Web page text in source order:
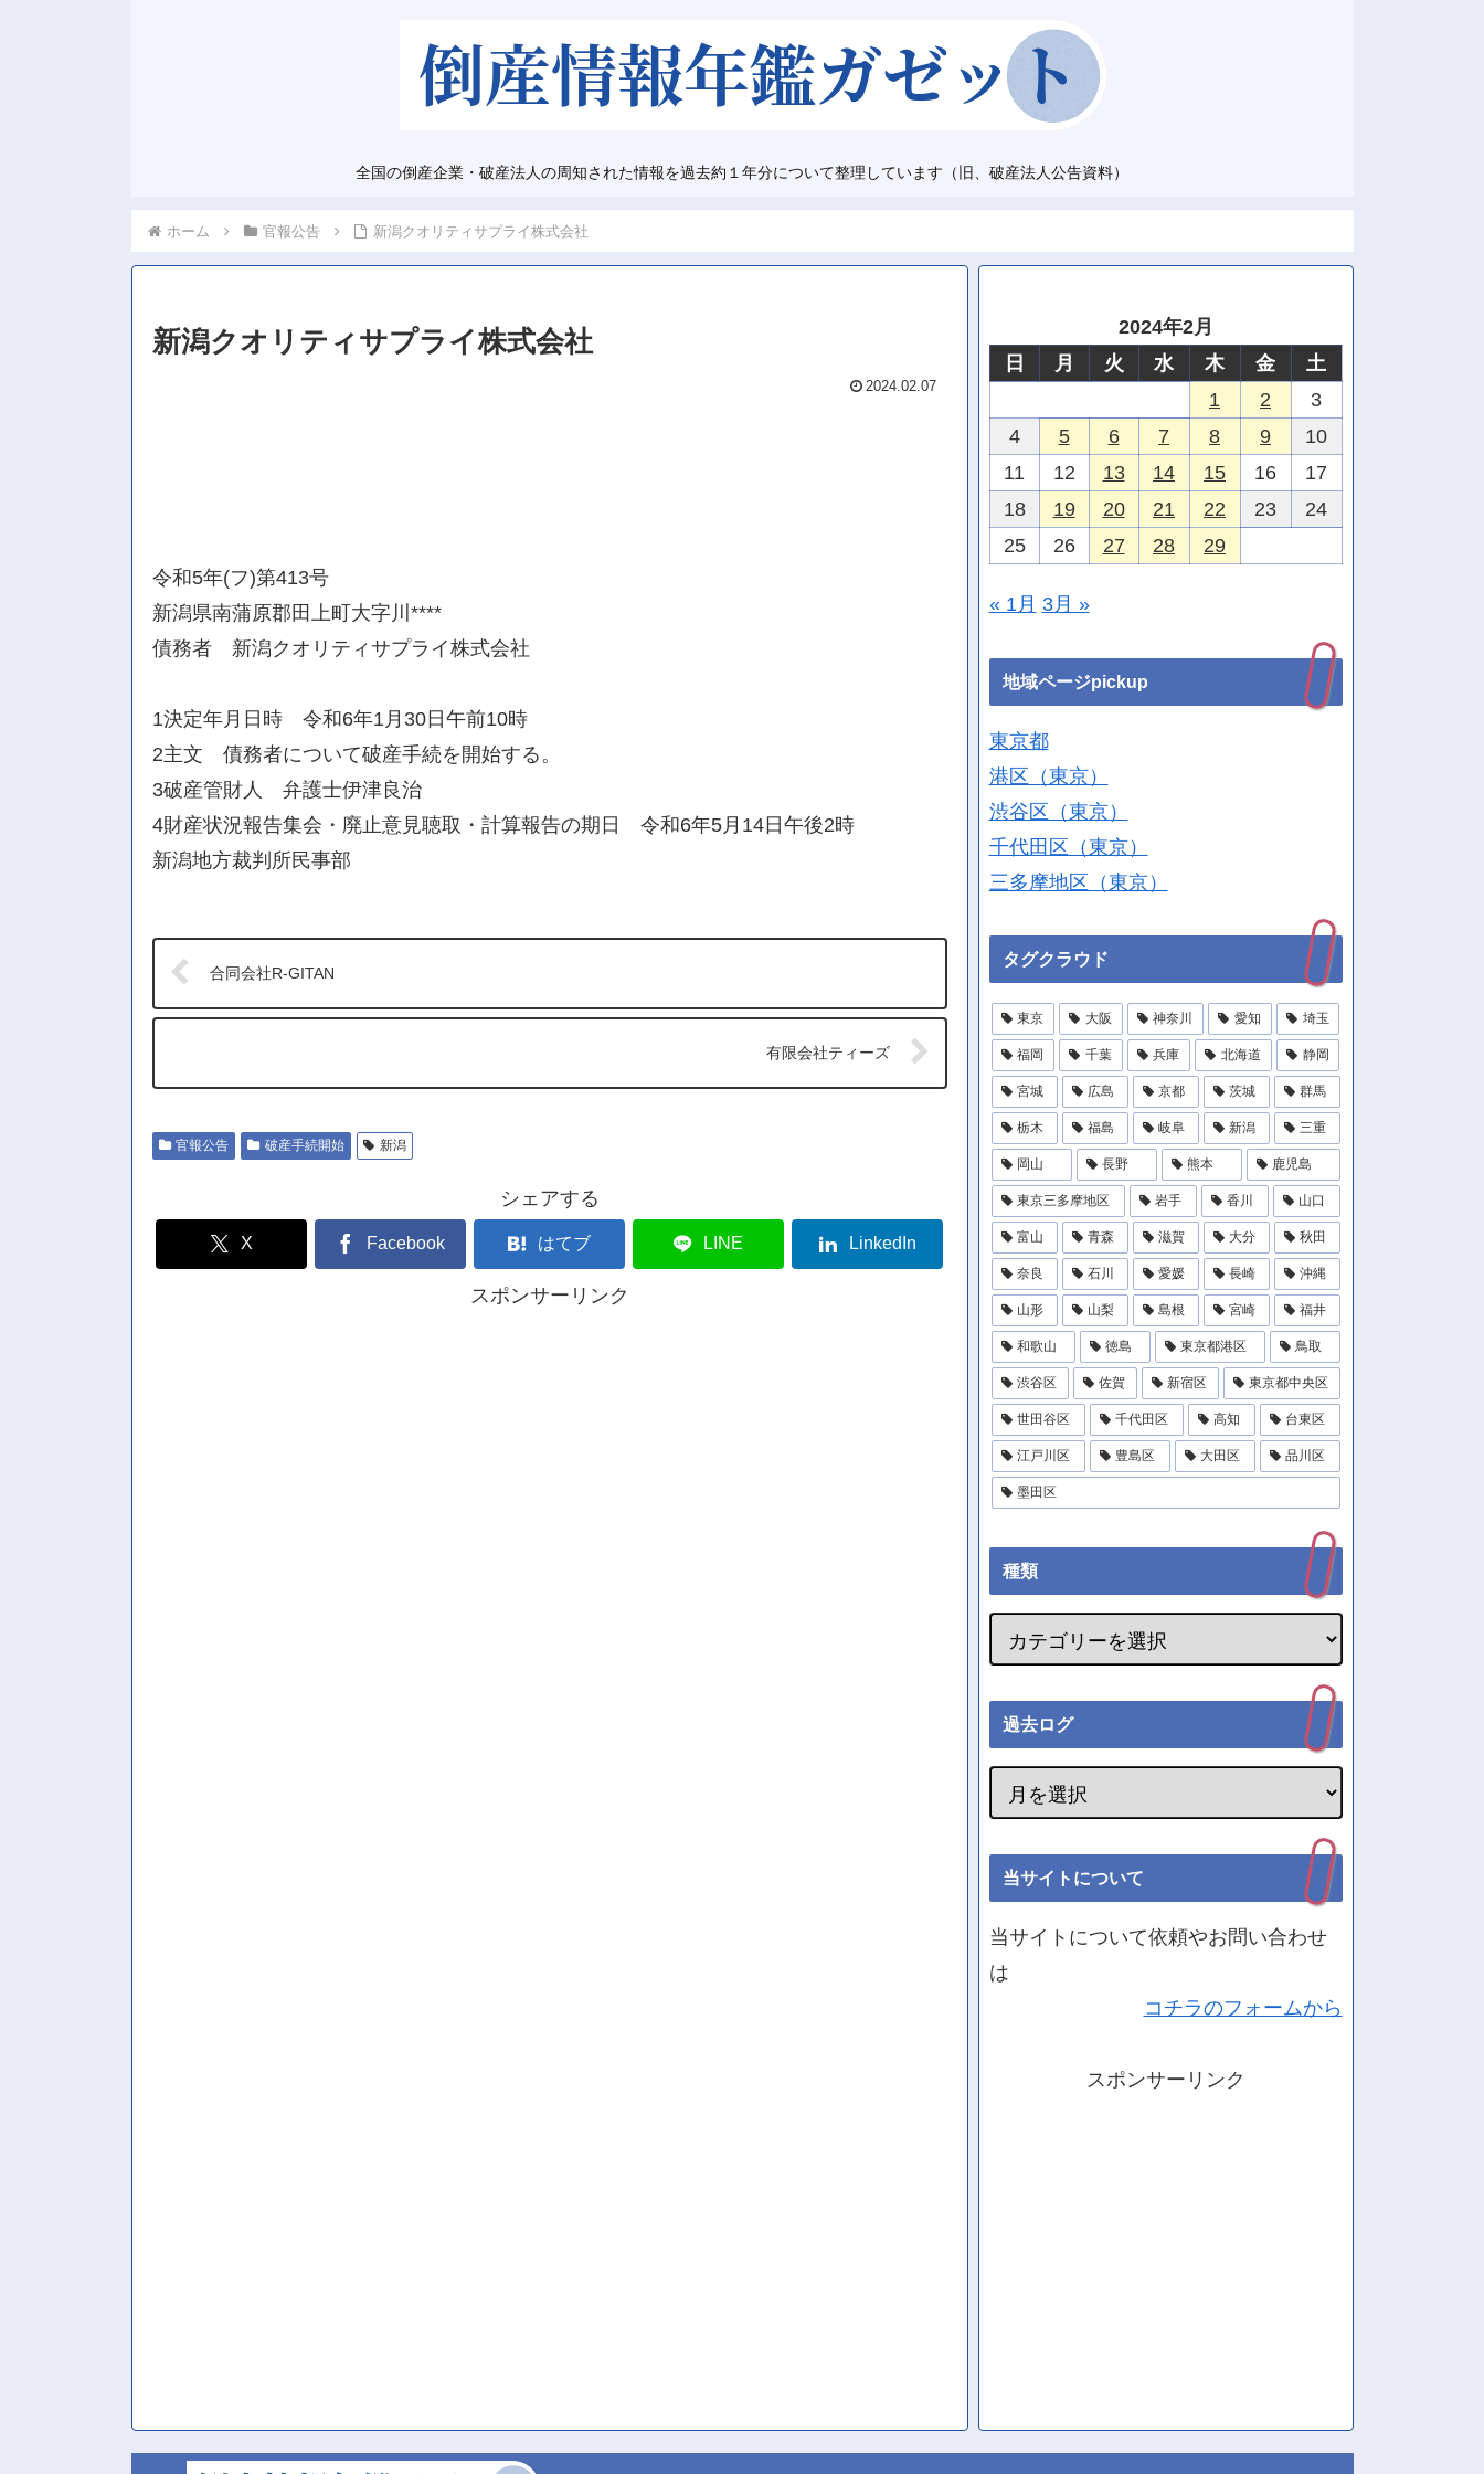
全国の倒産企業・破産法人の周知された情報を過去約１年分について整理しています（旧、破産法人公告資料）
ホーム 官報公告 新潟クオリティサプライ株式会社
新潟クオリティサプライ株式会社
2024.02.07
令和5年(フ)第413号
新潟県南蒲原郡田上町大字川****
債務者 新潟クオリティサプライ株式会社
1決定年月日時 令和6年1月30日午前10時
2主文 債務者について破産手続を開始する。
3破産管財人 弁護士伊津良治
4財産状況報告集会・廃止意見聴取・計算報告の期日 令和6年5月14日午後2時
新潟地方裁判所民事部
合同会社R-GITAN
有限会社ティーズ
官報公告 破産手続開始 新潟
シェアする
X Facebook はてブ LINE LinkedIn
スポンサーリンク
2024年2月
日
月 火 水 木 金
土
1
2
3
4
5 6 7 8 9
10
11
12 13 14 15 16
17
18
19 20 21 22 23
24
25
26 27 28 29
« 1月 3月 »
地域ページpickup
東京都
港区（東京）
渋谷区（東京）
千代田区（東京）
三多摩地区（東京）
タグクラウド
東京 大阪 神奈川 愛知 埼玉
福岡 千葉 兵庫 北海道 静岡
宮城 広島 京都 茨城 群馬
栃木 福島 岐阜 新潟 三重
岡山 長野 熊本 鹿児島
東京三多摩地区 岩手 香川 山口
富山 青森 滋賀 大分 秋田
奈良 石川 愛媛 長崎 沖縄
山形 山梨 島根 宮崎 福井
和歌山 徳島 東京都港区 鳥取
渋谷区 佐賀 新宿区 東京都中央区
世田谷区 千代田区 高知 台東区
江戸川区 豊島区 大田区 品川区
墨田区
種類
過去ログ
当サイトについて
当サイトについて依頼やお問い合わせ
は
コチラのフォームから
スポンサーリンク